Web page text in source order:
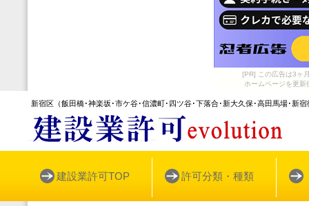
[PR] この広告は3ヶ
ホームページを更
新宿区 （飯田橋･神楽坂･市ケ谷･信濃町･四ツ谷･下落合･新大久保･高田馬場･新宿
建設業許可TOP 許可分類・種類